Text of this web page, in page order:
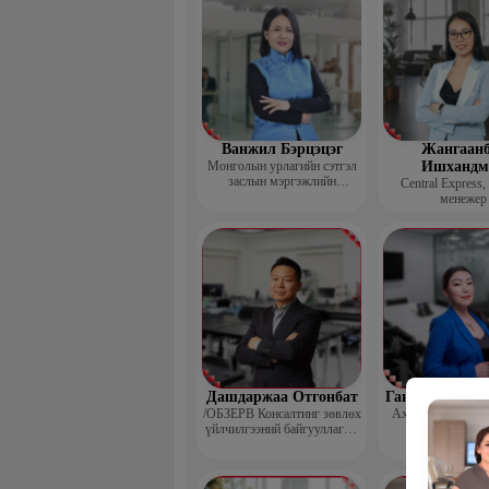
Ванжил Бэрцэцэг
Монголын урлагийн сэтгэл
заслын мэргэжлийн
Central Express,
менежер
Дашдаржаа Отгонбат
/ОБЗЕРВ Консалтинг зөвлөх
үйлчилгээний байгууллагын
Гантөмөр
Ахлах